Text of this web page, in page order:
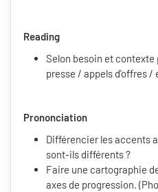
Reading
Selon besoin et contexte
presse / appels d'offres /
Prononciation
Différencier les accents
sont-ils différents ?
Faire une cartographie
axes de progression.